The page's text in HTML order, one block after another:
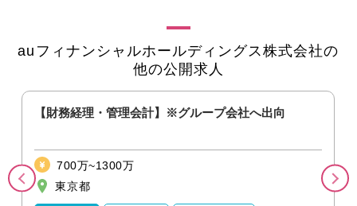
auフィナンシャルホールディングス株式会社の
他の公開求人
【財務経理・管理会計】※グループ会社へ出向
700万~1300万
東京都